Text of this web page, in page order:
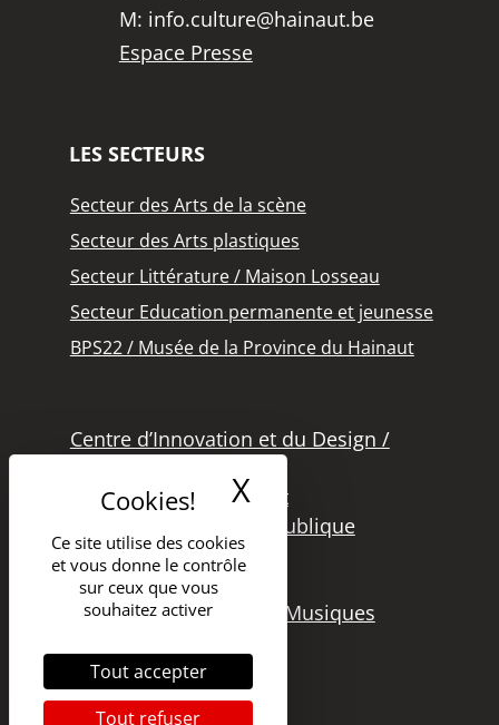
Ce site utilise des cookies
et vous donne le contrôle
sur ceux que vous
souhaitez activer
Tout accepter
Tout refuser
X Masquer le
M: info.culture@hainaut.be
Espace Presse
LES SECTEURS
Secteur des Arts de la scène
Secteur des Arts plastiques
Secteur Littérature / Maison Losseau
Secteur Education permanente et jeunesse
BPS22 / Musée de la Province du Hainaut
Centre d’Innovation et du Design /
Office des Métiers d’Art
Secteur de la Lecture Publique
Bibliothèque Langlois
Secteur Cinéma
Secteur Audiovisuel et Musiques